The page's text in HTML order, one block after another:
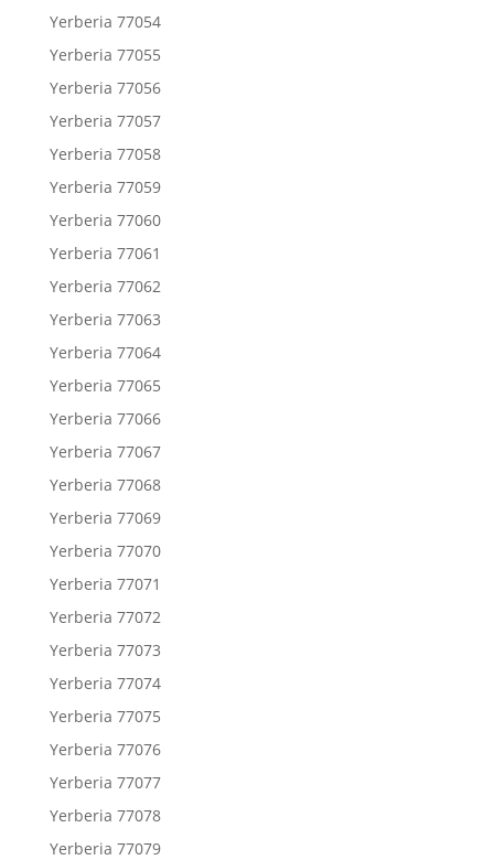
Yerberia 77054
Yerberia 77055
Yerberia 77056
Yerberia 77057
Yerberia 77058
Yerberia 77059
Yerberia 77060
Yerberia 77061
Yerberia 77062
Yerberia 77063
Yerberia 77064
Yerberia 77065
Yerberia 77066
Yerberia 77067
Yerberia 77068
Yerberia 77069
Yerberia 77070
Yerberia 77071
Yerberia 77072
Yerberia 77073
Yerberia 77074
Yerberia 77075
Yerberia 77076
Yerberia 77077
Yerberia 77078
Yerberia 77079